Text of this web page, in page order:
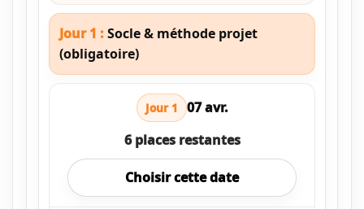
Jour 1 :Socle & méthode projet
(obligatoire)
Jour 1
07 avr.
6 places restantes
Choisir cette date